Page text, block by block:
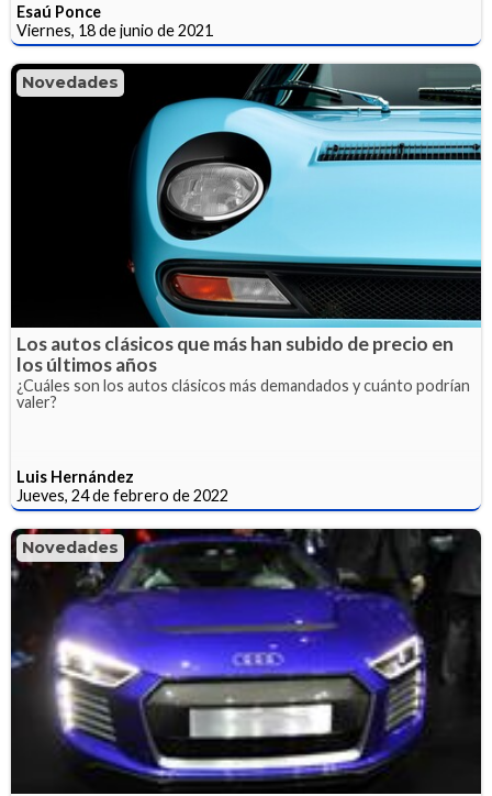
Esaú Ponce
Viernes, 18 de junio de 2021
Novedades
Los autos clásicos que más han subido de precio en
los últimos años
¿Cuáles son los autos clásicos más demandados y cuánto podrían
valer?
Luis Hernández
Jueves, 24 de febrero de 2022
Novedades